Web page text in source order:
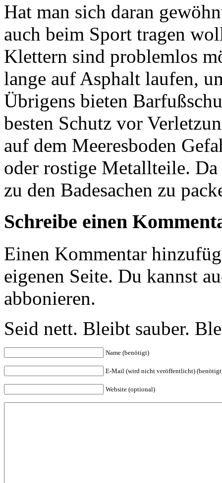
Hat man sich daran
auch beim Sport tragen
Klettern sind problemlos
lange auf Asphalt laufen,
Übrigens bieten
besten Schutz vor
auf dem Meeresboden
oder rostige Metallteile.
zu den Badesachen zu
Schreibe einen
Einen Kommentar
eigenen Seite. Du kannst
abbonieren.
Seid nett. Bleibt sauber.
Name (benötigt)
E-Mail (wird nicht veröffentlicht)
Website (optional)